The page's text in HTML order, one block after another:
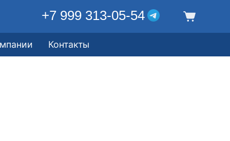
+7 999 313-05-54
Контакты